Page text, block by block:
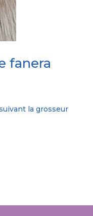
fanera
la grosseur